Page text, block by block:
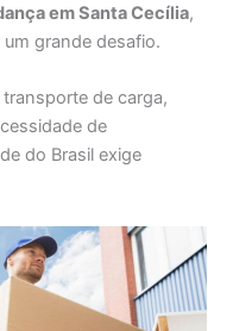
em Santa Cecília,
grande desafio.
de carga,
de
do Brasil exige